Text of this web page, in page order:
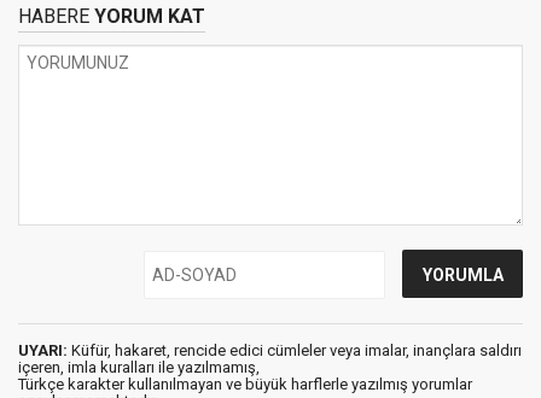
HABERE YORUM KAT
UYARI: Küfür, hakaret, rencide edici cümleler veya imalar, inançlara saldırı
içeren, imla kuralları ile yazılmamış,
Türkçe karakter kullanılmayan ve büyük harflerle yazılmış yorumlar